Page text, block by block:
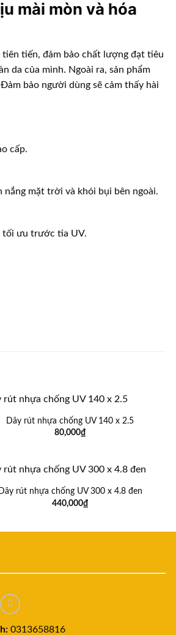
mài mòn và hóa
tiên tiến, đảm bảo chất lượng đạt tiêu
da của mình. Ngoài ra, sản phẩm
bảo người dùng sẽ cảm thấy hài
cấp.
mặt trời và khói bụi bên ngoài.
tối ưu trước tia UV.
Dây rút nhựa chống UV 140 x 2.5
80,000₫
Dây rút nhựa chống UV 300 x 4.8 đen
440,000₫
0313658816